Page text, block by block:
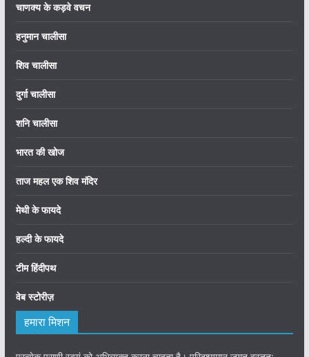
चाणक्य के कड़वे वचन
हनुमान चालीसा
शिव चालीसा
दुर्गा चालीसा
शनि चालीसा
भारत की खोज
ताज महल एक शिव मंदिर
मेथी के फायदे
हल्दी के फायदे
टीम हिंदीपथ
वेब स्टोरीज़
हमारा मिशन